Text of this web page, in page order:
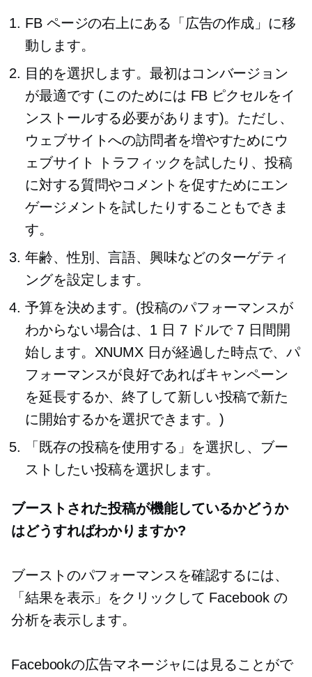
FB ページの右上にある「広告の作成」に移
動します。
目的を選択します。最初はコンバージョン
が最適です (このためには FB ピクセルをイ
ンストールする必要があります)。ただし、
ウェブサイトへの訪問者を増やすためにウ
ェブサイト トラフィックを試したり、投稿
に対する質問やコメントを促すためにエン
ゲージメントを試したりすることもできま
す。
年齢、性別、言語、興味などのターゲティ
ングを設定します。
予算を決めます。(投稿のパフォーマンスが
わからない場合は、1 日 7 ドルで 7 日間開
始します。XNUMX 日が経過した時点で、パ
フォーマンスが良好であればキャンペーン
を延長するか、終了して新しい投稿で新た
に開始するかを選択できます。)
「既存の投稿を使用する」を選択し、ブー
ストしたい投稿を選択します。
ブーストされた投稿が機能しているかどうか
はどうすればわかりますか?
ブーストのパフォーマンスを確認するには、
「結果を表示」をクリックして Facebook の
分析を表示します。
Facebookの広告マネージャには見ることがで